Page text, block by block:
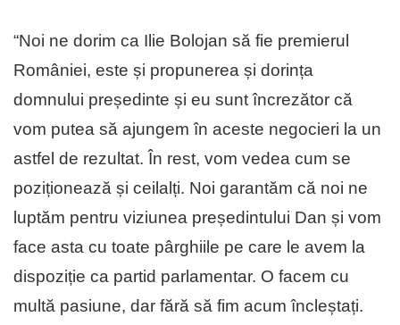
“Noi ne dorim ca Ilie Bolojan să fie premierul
României, este și propunerea și dorința
domnului președinte și eu sunt încrezător că
vom putea să ajungem în aceste negocieri la un
astfel de rezultat. În rest, vom vedea cum se
poziționează și ceilalți. Noi garantăm că noi ne
luptăm pentru viziunea președintului Dan și vom
face asta cu toate pârghiile pe care le avem la
dispoziție ca partid parlamentar. O facem cu
multă pasiune, dar fără să fim acum încleștați.